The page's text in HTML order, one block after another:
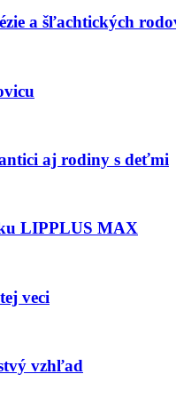
a šľachtických
aj rodiny s deťmi
LIPPLUS MAX
veci
vzhľad